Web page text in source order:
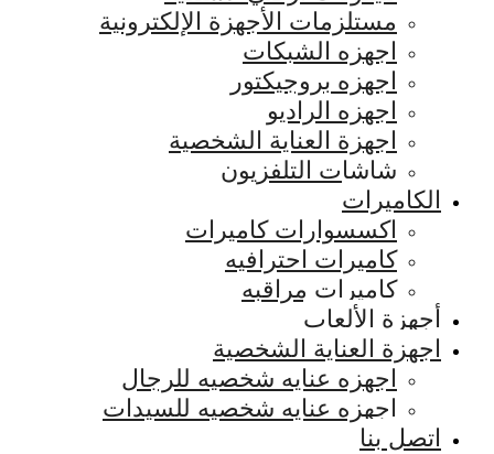
مستلزمات الأجهزة الإلكترونية
اجهزه الشبكات
اجهزه بروجيكتور
اجهزه الراديو
اجهزة العناية الشخصية
شاشات التلفزيون
الكاميرات
اكسسوارات كاميرات
كاميرات احترافيه
كاميرات مراقبه
أجهزة الألعاب
اجهزة العناية الشخصية
اجهزه عنايه شخصيه للرجال
اجهزه عنايه شخصيه للسيدات
اتصل بنا